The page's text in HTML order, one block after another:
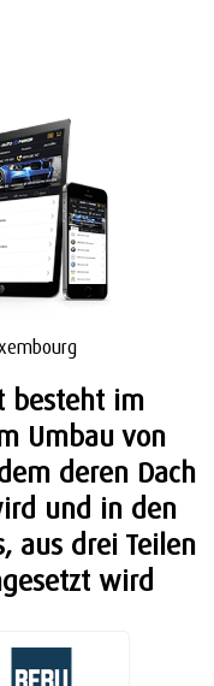
besteht im
Umbau von
deren Dach
und in den
aus drei Teilen
wird